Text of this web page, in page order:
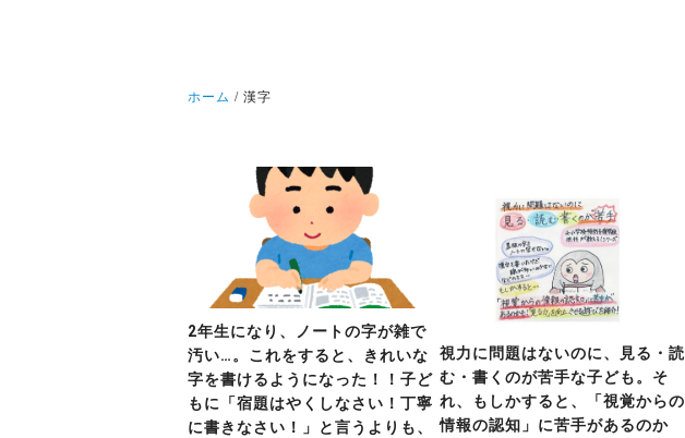
ホーム 漢字
2年生になり、ノートの字が雑で
汚い…。これをすると、きれいな
字を書けるようになった！！子ど
もに「宿題はやくしなさい！丁寧
に書きなさい！」と言うよりも、
視力に問題はないのに、見る・読
む・書くのが苦手な子ども。そ
れ、もしかすると、「視覚からの
情報の認知」に苦手があるのか